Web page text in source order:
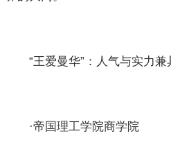
“王爱曼华”：人气与实力兼
·帝国理工学院商学院